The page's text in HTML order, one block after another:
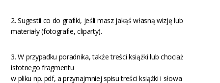
2. Sugestii co do grafiki, jeśli masz jakąś własną wizję lub
materiały (fotografie, cliparty).
3. W przypadku poradnika, także treści książki lub chociaż
istotnego fragmentu
w pliku np. pdf, a przynajmniej spisu treści książki i słowa